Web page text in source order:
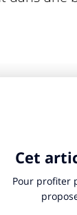
le cadeau
dans une
et parler